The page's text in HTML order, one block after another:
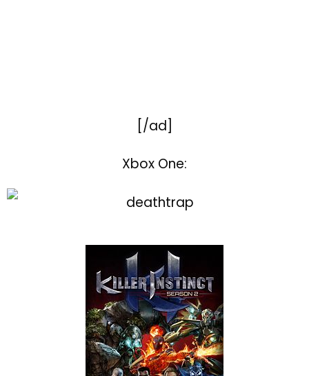
[/ad]
Xbox One: